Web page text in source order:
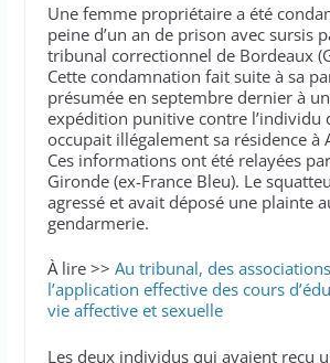
Une femme propriétaire a été
peine d’un an de prison avec sursis
tribunal correctionnel de Bordeaux
Cette condamnation fait suite à sa
présumée en septembre dernier à
expédition punitive contre l’individu
occupait illégalement sa résidence à
Ces informations ont été relayées
Gironde (ex-France Bleu). Le
agressé et avait déposé une plainte
gendarmerie.
À lire >> Au tribunal, des
l’application effective des cours
vie affective et sexuelle
Les deux individus qui avaient reçu